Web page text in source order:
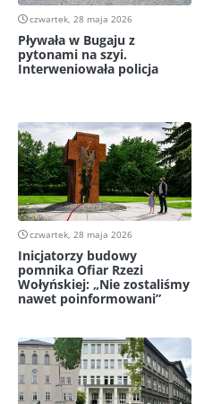
czwartek, 28 maja 2026
Pływała w Bugaju z
pytonami na szyi.
Interweniowała policja
czwartek, 28 maja 2026
Inicjatorzy budowy
pomnika Ofiar Rzezi
Wołyńskiej: „Nie zostaliśmy
nawet poinformowani”